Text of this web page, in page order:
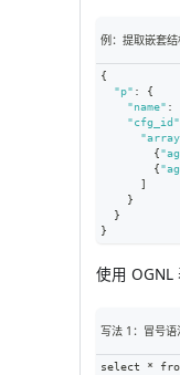
例：提取嵌套
{
"p" :
{
"name" :
"cfg_id"
{
{
}
}
}
使用 OGNL
写法 1：冒号语
select *